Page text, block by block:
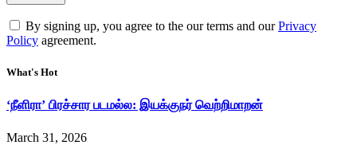
By signing up, you agree to the our terms and ourPrivacy
Policy agreement.
What's Hot
‘நீளிரா’ பிரச்சார படமல்ல: இயக்குநர் வெற்றிமாறன்
March 31, 2026